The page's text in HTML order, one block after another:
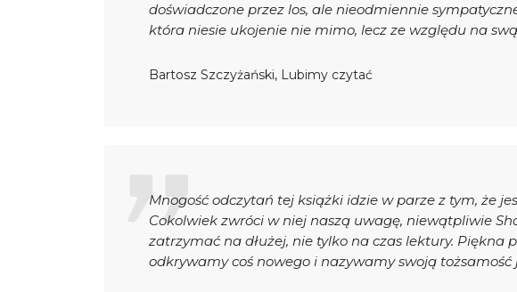
doświadczone przez los, ale nieodmiennie
która niesie ukojenie nie mimo, lecz ze względu na
Bartosz Szczyżański, Lubimy czytać
Mnogość odczytań tej książki idzie w parze z tym, że
Cokolwiek zwróci w niej naszą uwagę, niewątpliwie
zatrzymać na dłużej, nie tylko na czas lektury. Piękna
odkrywamy coś nowego i nazywamy swoją